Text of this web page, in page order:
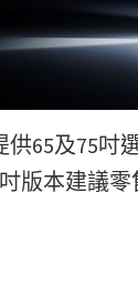
供65及75
版本建議